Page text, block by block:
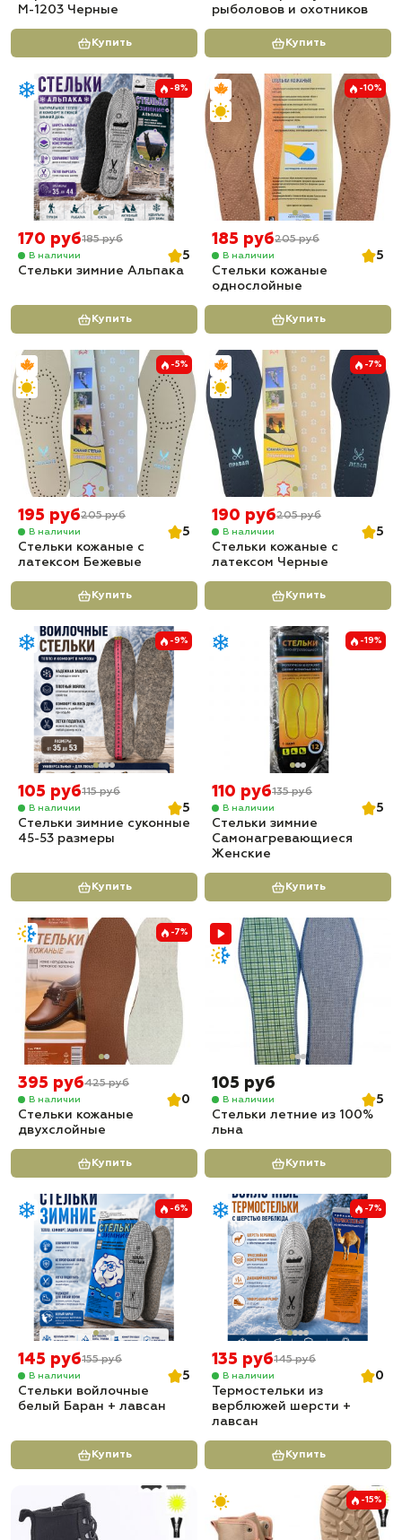
М-1203 Черные
Купить
рыболовов и охотников
Купить
-8%
170 руб185 руб
В наличии
5
Стельки зимние Альпака
Купить
-10%
185 руб205 руб
В наличии
5
Стельки кожаные
однослойные
Купить
-5%
195 руб205 руб
В наличии
5
Стельки кожаные с
латексом Бежевые
Купить
-7%
190 руб205 руб
В наличии
5
Стельки кожаные с
латексом Черные
Купить
-9%
105 руб115 руб
В наличии
5
Стельки зимние суконные
45-53 размеры
Купить
-19%
110 руб135 руб
В наличии
5
Стельки зимние
Самонагревающиеся
Женские
Купить
-7%
395 руб425 руб
В наличии
0
Стельки кожаные
двухслойные
Купить
105 руб
В наличии
5
Стельки летние из 100%
льна
Купить
-6%
145 руб155 руб
В наличии
5
Стельки войлочные
белый Баран + лавсан
Купить
-7%
135 руб145 руб
В наличии
0
Термостельки из
верблюжей шерсти +
лавсан
Купить
-15%